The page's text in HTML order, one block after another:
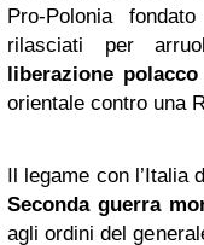
Pro-Polonia
rilasciati per
liberazione polacco
orientale contro una
Il legame con l’Italia
Seconda guerra
agli ordini del